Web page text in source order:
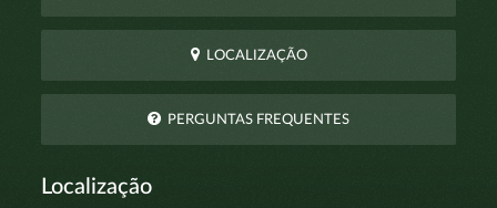
LOCALIZAÇÃO
PERGUNTAS FREQUENTES
Localização